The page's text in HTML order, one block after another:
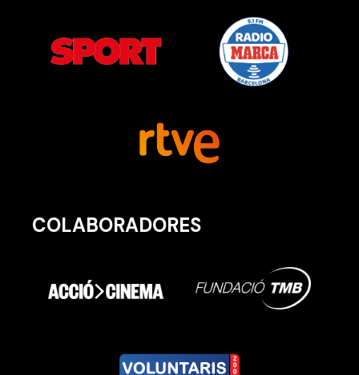
COLABORADORES